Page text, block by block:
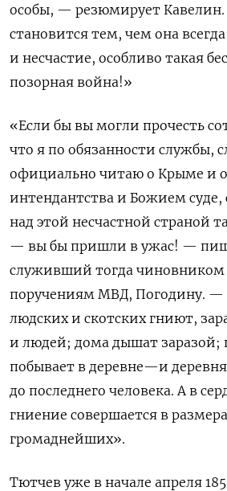
особы, — резюмирует
становится тем, чем она всегда
и несчастие, особливо такая
позорная война!»
«Если бы вы могли прочесть
что я по обязанности службы,
официально читаю о Крыме и
интендантства и Божием
над этой несчастной страной
— вы бы пришли в ужас! —
служивший тогда чиновником
поручениям МВД, Погодину. —
людских и скотских гниют,
и людей; дома дышат заразой;
побывает в деревне—и
до последнего человека. А в
гниение совершается в
громаднейших».
Тютчев уже в начале апреля